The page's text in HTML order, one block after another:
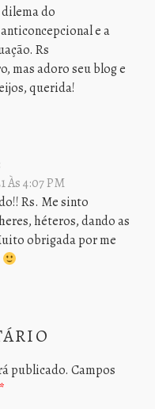
dilema do
e a
Rs
mas adoro seu blog e
querida!
Às 4:07 PM
Rs. Me sinto
héteros, dando as
obrigada por me
publicado. Campos
*